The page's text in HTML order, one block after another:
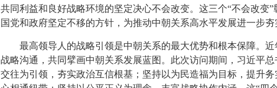
共同利益和良好战略环境的坚定决心不会改变。这三个“不会改变
国党和政府坚定不移的方针，为推动中朝关系高水平发展进一步夯
最高领导人的战略引领是中朝关系的最大优势和根本保障。近
战略沟通，共同擘画中朝关系发展蓝图。此次访问期间，习近平
交往为引领，夯实政治互信根基；坚持以为民造福为目标，提升